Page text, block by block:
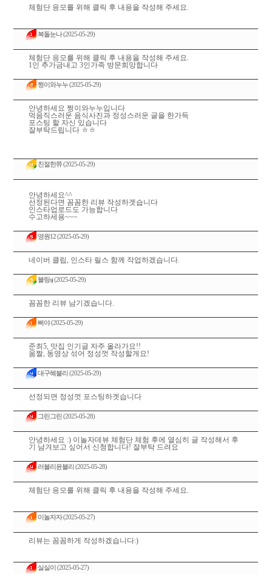
체험단 응모를 위해 클릭 후 내용을 작성해 주세요.
복돌눈나(2025-05-29)
체험단 응모를 위해 클릭 후 내용을 작성해 주세요.
1인 추가금내고 3인가족 방문희망합니다
쩡이와누누(2025-05-29)
안녕하세요 쩡이와누누입니다
먹음직스러운 음식사진과 정성스러운 글을 한가득
포스팅 할 자신 있습니다
잘부탁드립니다 ㅎㅎ
친절한쮸(2025-05-29)
안녕하세요^^
선정된다면 꼼꼼한 리뷰 작성하겟습니다
인스타업로드도 가능합니다
수고하세용~~~
영원12(2025-05-29)
네이버 클립, 인스타 릴스 함께 작업하겠습니다.
블링sj(2025-05-29)
꼼꼼한 리뷰 남기겠습니다.
삐야(2025-05-29)
준최5, 맛집 인기글 자주 올라가요!!
움짤, 동영상 섞어 정성껏 작성할게요!
대구혜블리(2025-05-29)
선정되면 정성껏 포스팅하겟습니다
그린그린(2025-05-28)
안녕하세요 :) 이놀자데뷰 체험단 체험 후에 열심히 글 작성해서 후
기 남겨보고 싶어서 신청합니다! 잘부탁 드려요
러블리윤블리(2025-05-28)
체험단 응모를 위해 클릭 후 내용을 작성해 주세요.
이놀자자(2025-05-27)
리뷰는 꼼꼼하게 작성하겠습니다:)
실실이(2025-05-27)